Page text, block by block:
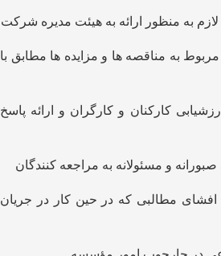
مربوط به مناقصه ها و مزایده ها مطابق با
ارزشیابی کارکنان و کارگران و ارائه پاسخ
افشای مطالبی که در حین کار در جریان